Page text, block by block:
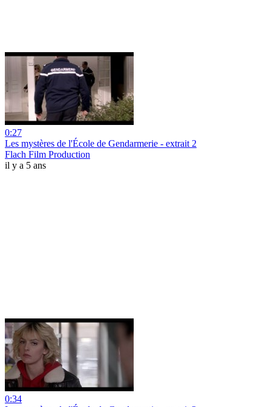
0:27
Les mystères de l'École de Gendarmerie - extrait 2
Flach Film Production
il y a 5 ans
0:34